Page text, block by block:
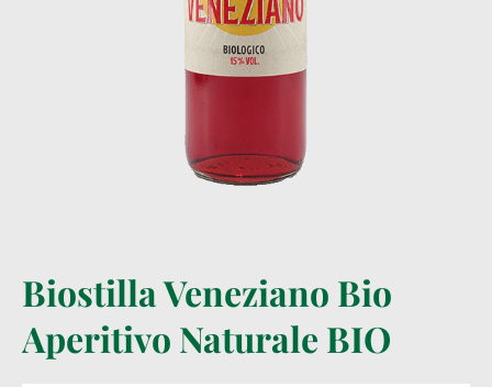
Biostilla Veneziano Bio
Aperitivo Naturale BIO